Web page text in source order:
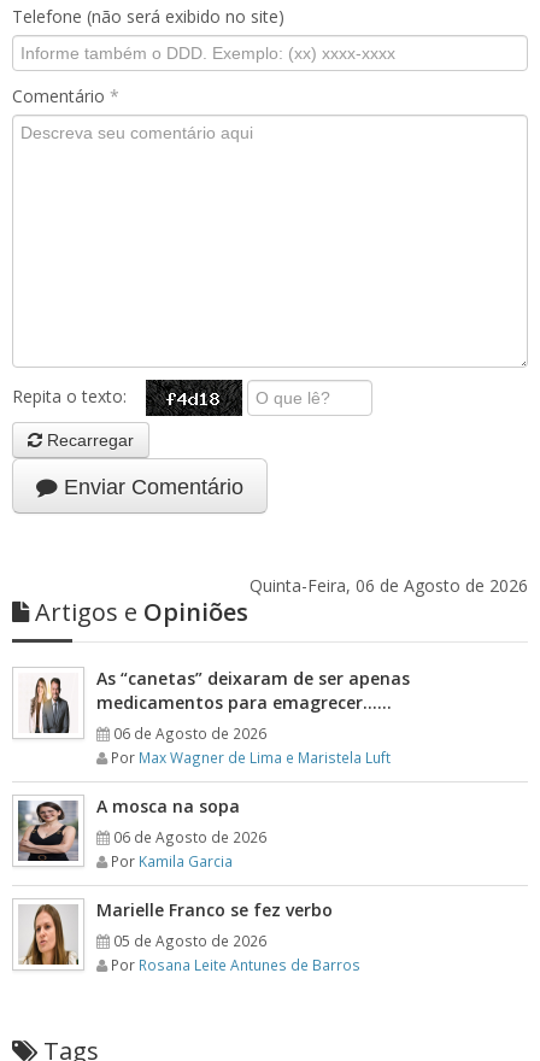
Telefone (não será exibido no site)
Comentário *
Repita o texto:
Recarregar
Enviar Comentário
Quinta-Feira, 06 de Agosto de 2026
Artigos e Opiniões
As “canetas” deixaram de ser apenas
medicamentos para emagrecer……
06 de Agosto de 2026
Por Max Wagner de Lima e Maristela Luft
A mosca na sopa
06 de Agosto de 2026
Por Kamila Garcia
Marielle Franco se fez verbo
05 de Agosto de 2026
Por Rosana Leite Antunes de Barros
Tags